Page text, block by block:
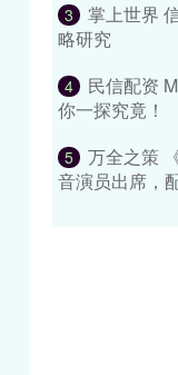
3
掌上世界
略研究
4
民信配资
你一探究竟！
5
万全之策
音演员出席，